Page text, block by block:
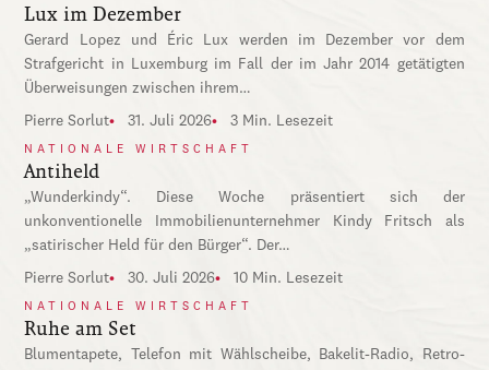
Lux im Dezember
Gerard Lopez und Éric Lux werden im Dezember vor dem
Strafgericht in Luxemburg im Fall der im Jahr 2014 getätigten
Überweisungen zwischen ihrem…
Pierre Sorlut 31. Juli 2026 3 Min. Lesezeit
NATIONALE WIRTSCHAFT
Antiheld
„Wunderkindy“. Diese Woche präsentiert sich der
unkonventionelle Immobilienunternehmer Kindy Fritsch als
„satirischer Held für den Bürger“. Der…
Pierre Sorlut 30. Juli 2026 10 Min. Lesezeit
NATIONALE WIRTSCHAFT
Ruhe am Set
Blumentapete, Telefon mit Wählscheibe, Bakelit-Radio, Retro-